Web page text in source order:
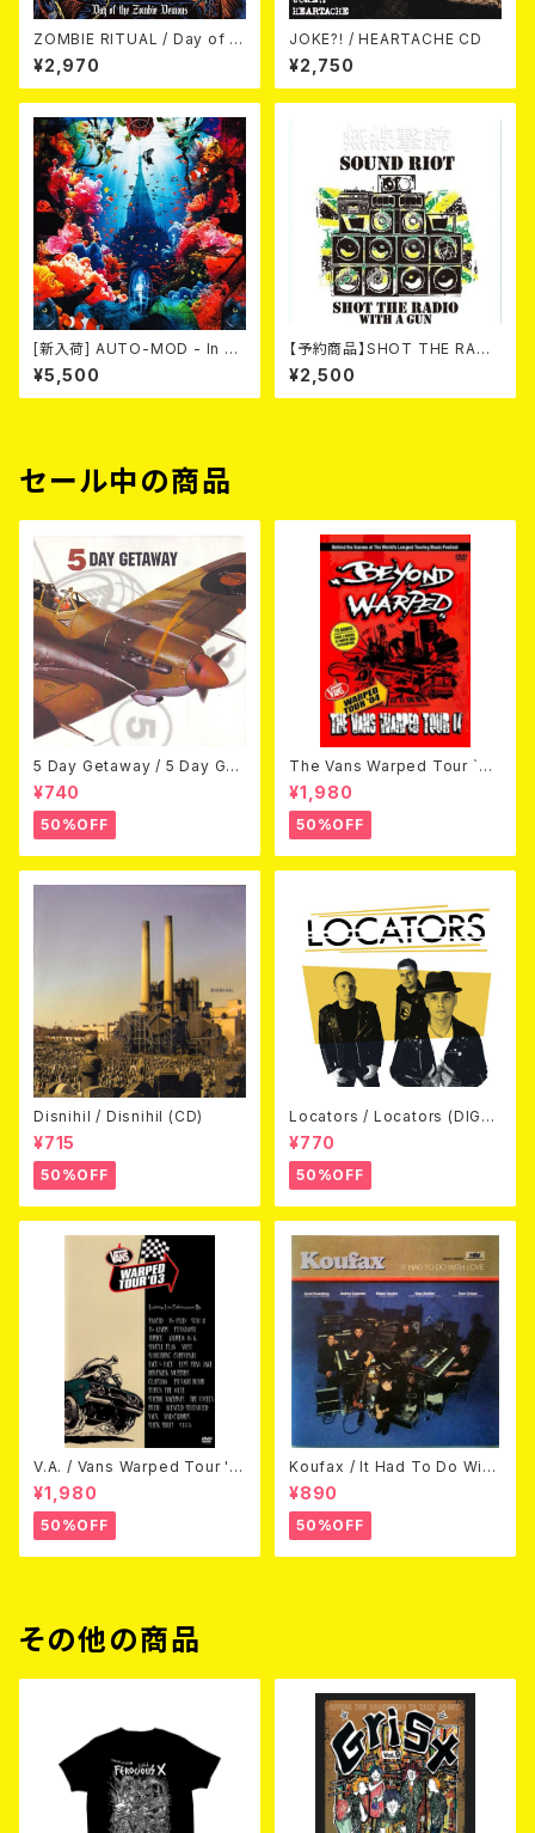
ZOMBIE RITUAL / Day of th
e Zombie Demons
¥2,970
JOKE?! / HEARTACHE CD
¥2,750
[新入荷] AUTO-MOD - In Th
e Wake Of KING AUTO-MO
D（CD+DVD/初回限定盤）
¥5,500
【予約商品】SHOT THE RADI
O WITH A GUN / SOUND RI
OT (CD)【8月８日発売】
¥2,500
セール中の商品
5 Day Getaway / 5 Day Get
away (CDEP)
¥740
50%OFF
The Vans Warped Tour `04
Beyond Warped (国内盤DV
D)
¥1,980
50%OFF
Disnihil / Disnihil (CD)
¥715
50%OFF
Locators / Locators (DIGPA
CK CD)
¥770
50%OFF
V.A. / Vans Warped Tour '0
3 (DVD)
¥1,980
50%OFF
Koufax / It Had To Do With
Love (CD)
¥890
50%OFF
その他の商品